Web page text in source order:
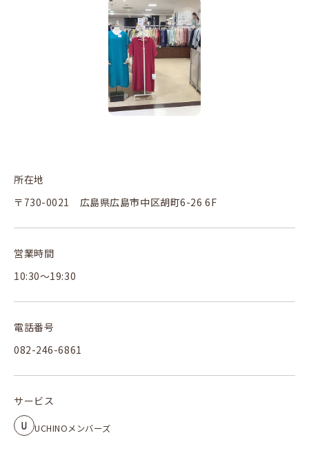
所在地
〒730-0021 広島県広島市中区胡町6-26 6F
営業時間
10:30～19:30
電話番号
082-246-6861
サービス
UCHINOメンバーズ